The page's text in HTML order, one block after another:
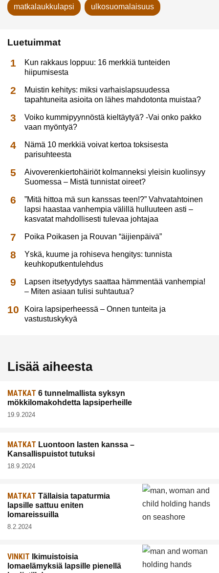
matkalaukkulapsi ulkosuomalaisuus
Luetuimmat
Kun rakkaus loppuu: 16 merkkiä tunteiden
hiipumisesta
Muistin kehitys: miksi varhaislapsuudessa
tapahtuneita asioita on lähes mahdotonta muistaa?
Voiko kummipyynnöstä kieltäytyä? -Vai onko pakko
vaan myöntyä?
Nämä 10 merkkiä voivat kertoa toksisesta
parisuhteesta
Aivoverenkiertohäiriöt kolmanneksi yleisin kuolinsyy
Suomessa – Mistä tunnistat oireet?
”Mitä hittoa mä sun kanssas teen!?” Vahvatahtoinen
lapsi haastaa vanhempia välillä hulluuteen asti –
kasvatat mahdollisesti tulevaa johtajaa
Poika Poikasen ja Rouvan “äijienpäivä”
Yskä, kuume ja rohiseva hengitys: tunnista
keuhkoputkentulehdus
Lapsen itsetyydytys saattaa hämmentää vanhempia!
– Miten asiaan tulisi suhtautua?
Koira lapsiperheessä – Onnen tunteita ja
vastustuskykyä
Lisää aiheesta
MATKAT 6 tunnelmallista syksyn
mökkilomakohdetta lapsiperheille
19.9.2024
MATKAT Luontoon lasten kanssa –
Kansallispuistot tutuksi
18.9.2024
MATKAT Tällaisia tapaturmia
lapsille sattuu eniten
lomareissuilla
8.2.2024
VINKIT Ikimuistoisia
lomaelämyksiä lapsille pienellä